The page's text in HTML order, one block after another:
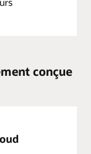
conçue